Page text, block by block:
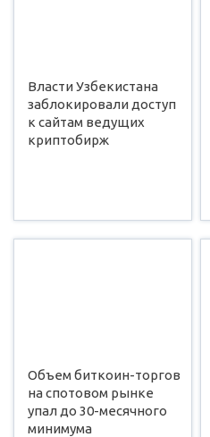
Власти Узбекистана
заблокировали доступ
к сайтам ведущих
криптобирж
Объем биткоин-торгов
на спотовом рынке
упал до 30-месячного
минимума